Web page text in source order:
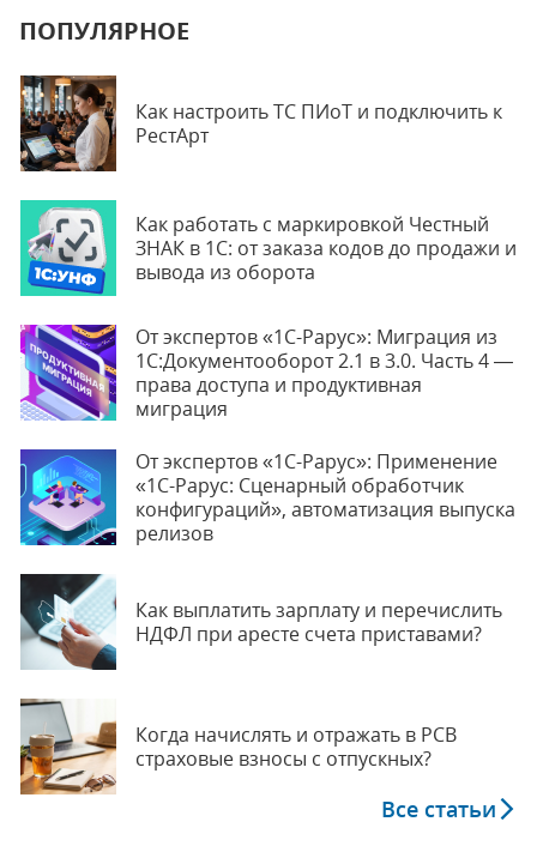
ПОПУЛЯРНОЕ
Как настроить ТС ПИоТ и подключить к
РестАрт
Как работать с маркировкой Честный
ЗНАК в 1С: от заказа кодов до продажи и
вывода из оборота
От экспертов «1С-Рарус»: Миграция из
1С:Документооборот 2.1 в 3.0. Часть 4 —
права доступа и продуктивная
миграция
От экспертов «1С-Рарус»: Применение
«1С-Рарус: Сценарный обработчик
конфигураций», автоматизация выпуска
релизов
Как выплатить зарплату и перечислить
НДФЛ при аресте счета приставами?
Когда начислять и отражать в РСВ
страховые взносы с отпускных?
Все статьи